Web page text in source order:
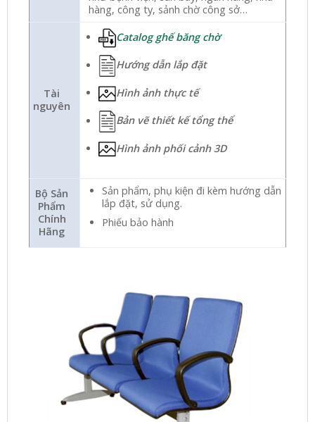
hàng, công ty, sảnh chờ công sở…
Tài
nguyên
Catalog ghế băng chờ
Hướng dẫn lắp đặt
Hình ảnh thực tế
Bản vẽ thiết kế tổng thể
Hình ảnh phối cảnh 3D
Bộ Sản
Phẩm
Chính
Hãng
Sản phẩm, phụ kiện đi kèm hướng dẫn
lắp đặt, sử dụng.
Phiếu bảo hành